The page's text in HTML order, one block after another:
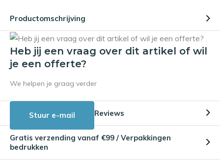
Productomschrijving
Heb jij een vraag over dit artikel of wil
je een offerte?
We helpen je graag verder
Stuur e-mail Reviews
Gratis verzending vanaf €99 / Verpakkingen
bedrukken